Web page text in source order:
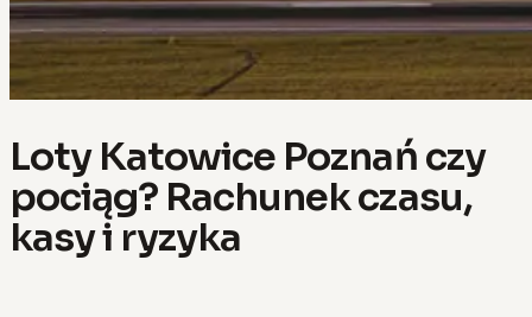
Loty Katowice Poznań czy
pociąg? Rachunek czasu,
kasy i ryzyka